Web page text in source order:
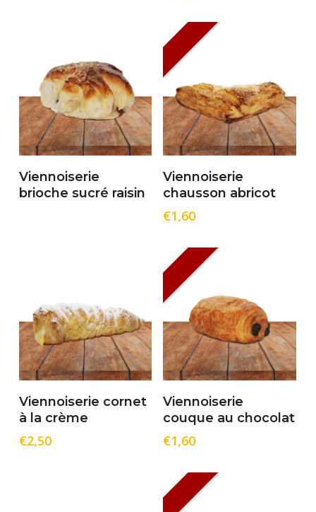
Lire La Suite
Viennoiserie
brioche sucré raisin
Ajouter Au Panier
Viennoiserie
chausson abricot
€1,60
Ajouter Au Panier
Viennoiserie cornet
à la crème
€2,50
Ajouter Au Panier
Viennoiserie
couque au chocolat
€1,60